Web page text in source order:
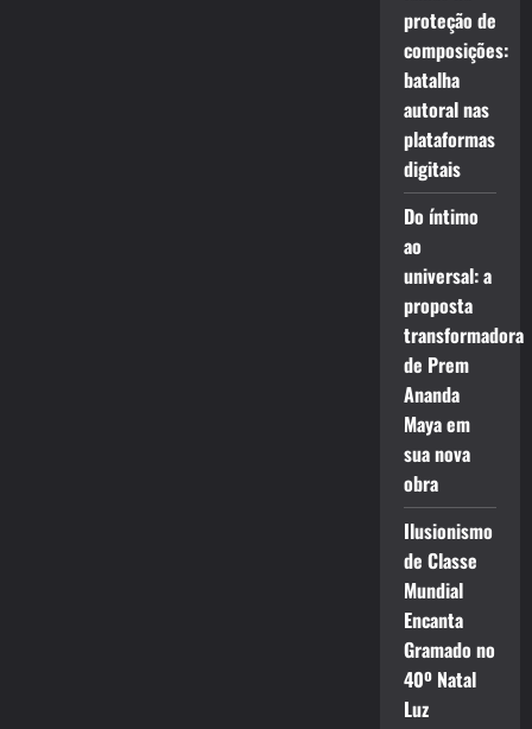
proteção de
composições:
batalha
autoral nas
plataformas
digitais
Do íntimo
ao
universal: a
proposta
transformadora
de Prem
Ananda
Maya em
sua nova
obra
Ilusionismo
de Classe
Mundial
Encanta
Gramado no
40º Natal
Luz